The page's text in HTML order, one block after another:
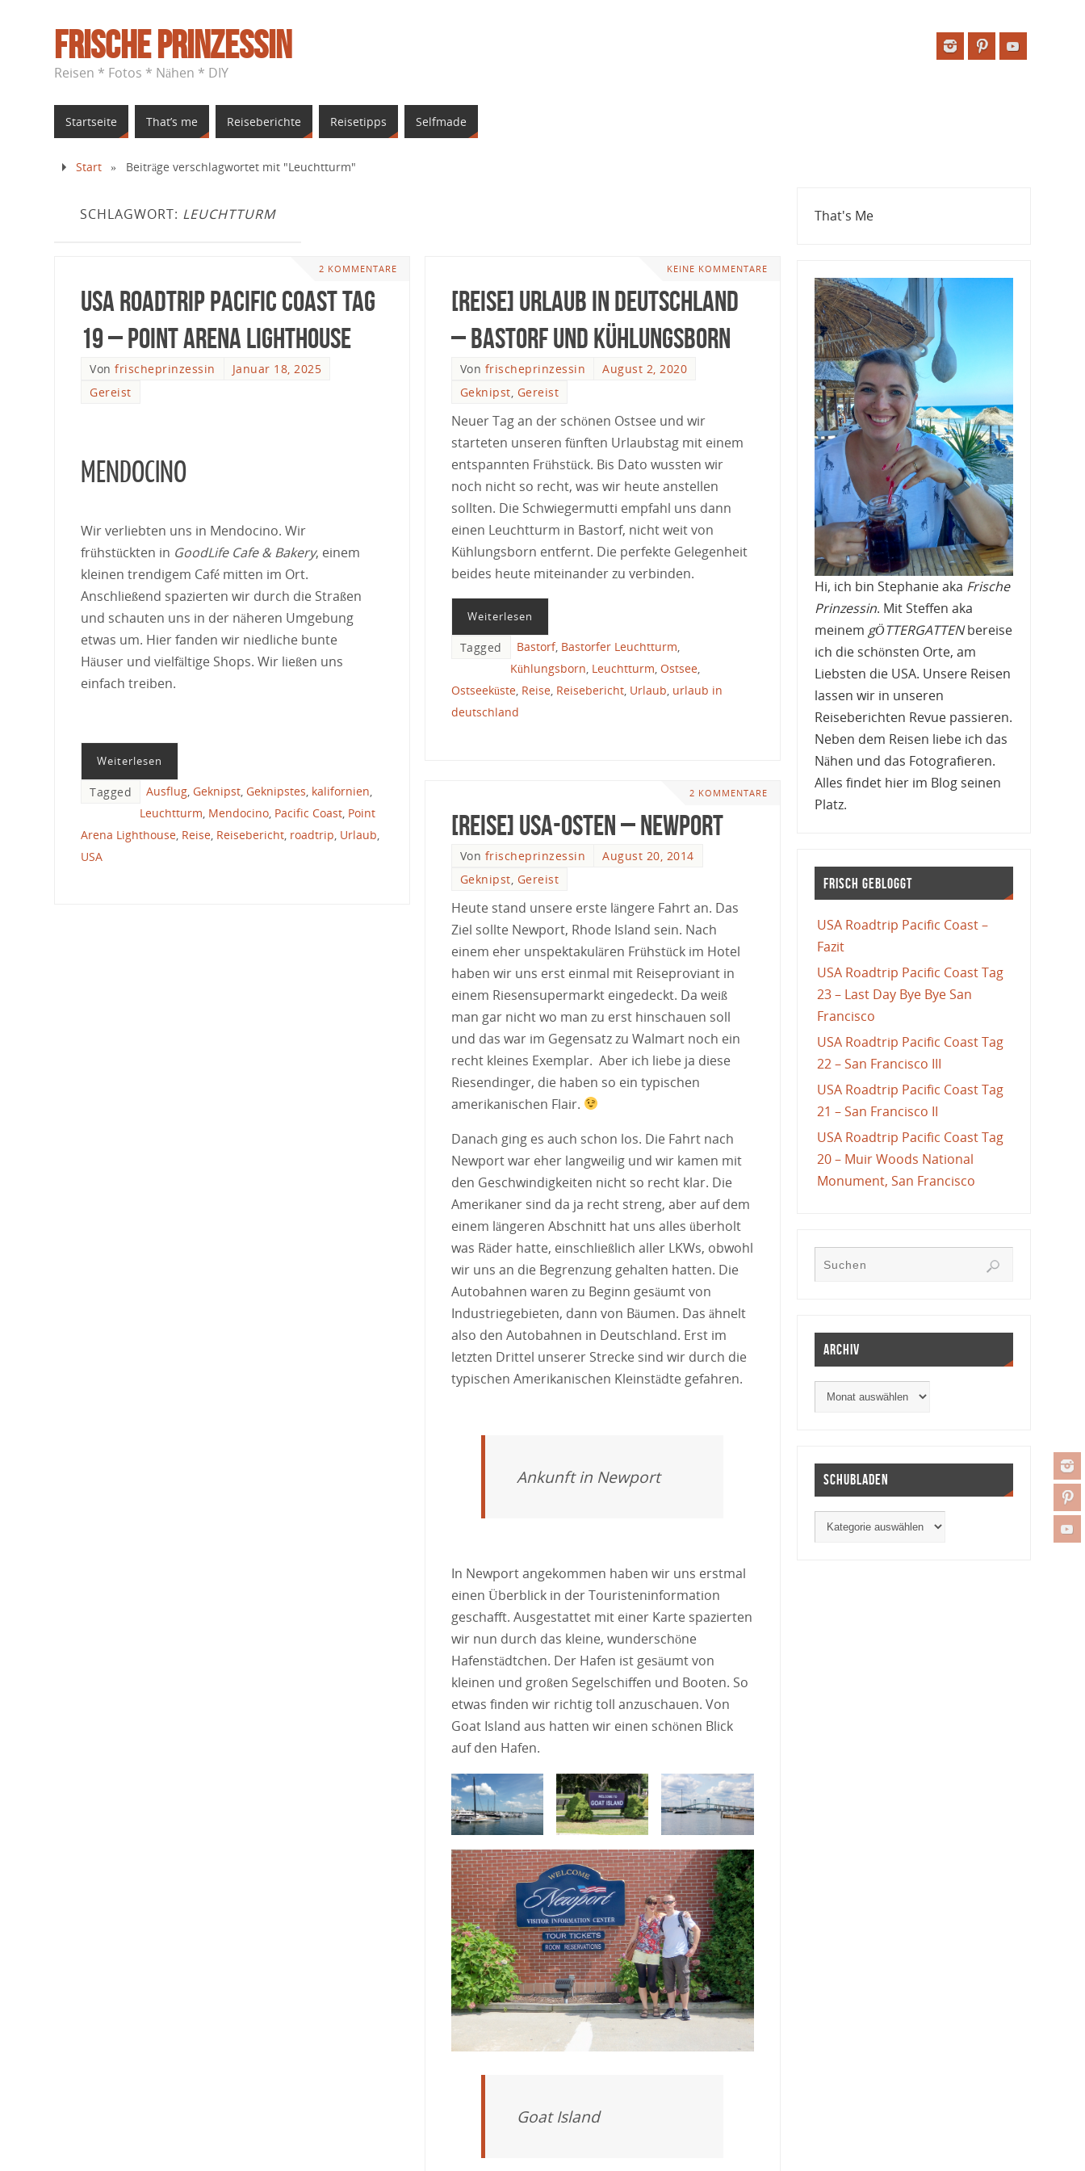
Frische Prinzessin
Reisen * Fotos * Nähen * DIY
Startseite That’s me Reiseberichte Reisetipps Selfmade
Start » Beiträge verschlagwortet mit "Leuchtturm"
SCHLAGWORT: LEUCHTTURM
2 KOMMENTARE
USA Roadtrip Pacific Coast Tag
19 – Point Arena Lighthouse
Von frischeprinzessin
Januar 18, 2025
Gereist
MENDOCINO
Wir verliebten uns in Mendocino. Wir
frühstückten in GoodLife Cafe & Bakery, einem
kleinen trendigem Café mitten im Ort.
Anschließend spazierten wir durch die Straßen
und schauten uns in der näheren Umgebung
etwas um. Hier fanden wir niedliche bunte
Häuser und vielfältige Shops. Wir ließen uns
einfach treiben.
Weiterlesen
Tagged Ausflug Geknipst Geknipstes kalifornien
Leuchtturm Mendocino Pacific Coast Point
Arena Lighthouse Reise Reisebericht roadtrip Urlaub
USA
KEINE KOMMENTARE
[Reise] Urlaub in Deutschland
– Bastorf und Kühlungsborn
Von frischeprinzessin
August 2, 2020
Geknipst, Gereist
Neuer Tag an der schönen Ostsee und wir
starteten unseren fünften Urlaubstag mit einem
entspannten Frühstück. Bis Dato wussten wir
noch nicht so recht, was wir heute anstellen
sollten. Die Schwiegermutti empfahl uns dann
einen Leuchtturm in Bastorf, nicht weit von
Kühlungsborn entfernt. Die perfekte Gelegenheit
beides heute miteinander zu verbinden.
Weiterlesen
Tagged Bastorf, Bastorfer Leuchtturm,
Kühlungsborn, Leuchtturm, Ostsee,
Ostseeküste, Reise, Reisebericht, Urlaub, urlaub in
deutschland
2 KOMMENTARE
[Reise] USA-Osten – Newport
Von frischeprinzessin
August 20, 2014
Geknipst Gereist
Heute stand unsere erste längere Fahrt an. Das
Ziel sollte Newport, Rhode Island sein. Nach
einem eher unspektakulären Frühstück im Hotel
haben wir uns erst einmal mit Reiseproviant in
einem Riesensupermarkt eingedeckt. Da weiß
man gar nicht wo man zu erst hinschauen soll
und das war im Gegensatz zu Walmart noch ein
recht kleines Exemplar. Aber ich liebe ja diese
Riesendinger, die haben so ein typischen
amerikanischen Flair.
Danach ging es auch schon los. Die Fahrt nach
Newport war eher langweilig und wir kamen mit
den Geschwindigkeiten nicht so recht klar. Die
Amerikaner sind da ja recht streng, aber auf dem
einem längeren Abschnitt hat uns alles überholt
was Räder hatte, einschließlich aller LKWs, obwohl
wir uns an die Begrenzung gehalten hatten. Die
Autobahnen waren zu Beginn gesäumt von
Industriegebieten, dann von Bäumen. Das ähnelt
also den Autobahnen in Deutschland. Erst im
letzten Drittel unserer Strecke sind wir durch die
typischen Amerikanischen Kleinstädte gefahren.
Ankunft in Newport
In Newport angekommen haben wir uns erstmal
einen Überblick in der Touristeninformation
geschafft. Ausgestattet mit einer Karte spazierten
wir nun durch das kleine, wunderschöne
Hafenstädtchen. Der Hafen ist gesäumt von
kleinen und großen Segelschiffen und Booten. So
etwas finden wir richtig toll anzuschauen. Von
Goat Island aus hatten wir einen schönen Blick
auf den Hafen.
Goat Island
That's Me
Hi, ich bin Stephanie aka Frische
Prinzessin. Mit Steffen aka
meinem gÖTTERGATTENbereise
ich die schönsten Orte, am
Liebsten die USA. Unsere Reisen
lassen wir in unseren
Reiseberichten Revue passieren.
Neben dem Reisen liebe ich das
Nähen und das Fotografieren.
Alles findet hier im Blog seinen
Platz.
Frisch gebloggt
USA Roadtrip Pacific Coast –
Fazit
USA Roadtrip Pacific Coast Tag
23 – Last Day Bye Bye San
Francisco
USA Roadtrip Pacific Coast Tag
22 – San Francisco III
USA Roadtrip Pacific Coast Tag
21 – San Francisco II
USA Roadtrip Pacific Coast Tag
20 – Muir Woods National
Monument, San Francisco
Archiv
Schubladen